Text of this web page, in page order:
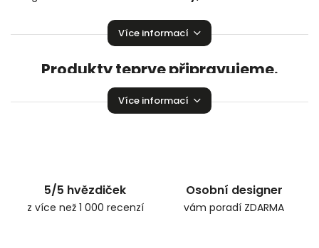
lucernyrozzáří Vaší domácnost.
Více informací
Produkty teprve připravujeme.
Můžete se ale podívat na ostatní kategorie.
Více informací
5/5 hvězdiček
z více než 1 000 recenzí
Osobní designer
vám poradí ZDARMA